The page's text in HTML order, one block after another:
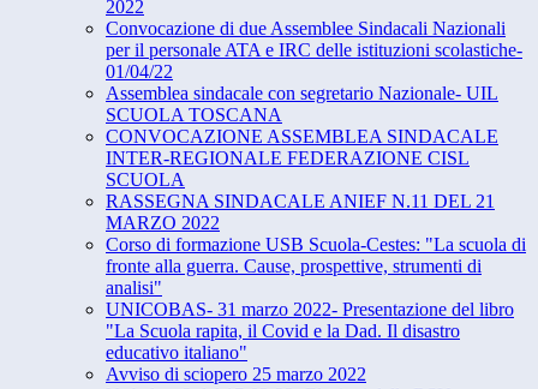
2022
Convocazione di due Assemblee Sindacali Nazionali
per il personale ATA e IRC delle istituzioni scolastiche-
01/04/22
Assemblea sindacale con segretario Nazionale- UIL
SCUOLA TOSCANA
CONVOCAZIONE ASSEMBLEA SINDACALE
INTER-REGIONALE FEDERAZIONE CISL
SCUOLA
RASSEGNA SINDACALE ANIEF N.11 DEL 21
MARZO 2022
Corso di formazione USB Scuola-Cestes: "La scuola di
fronte alla guerra. Cause, prospettive, strumenti di
analisi"
UNICOBAS- 31 marzo 2022- Presentazione del libro
"La Scuola rapita, il Covid e la Dad. Il disastro
educativo italiano"
Avviso di sciopero 25 marzo 2022